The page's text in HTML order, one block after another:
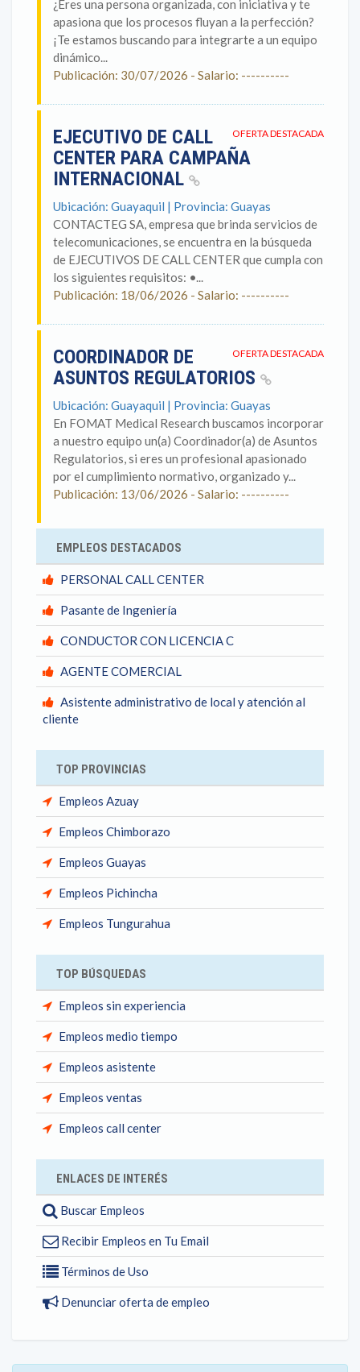
¿Eres una persona organizada, con iniciativa y te
apasiona que los procesos fluyan a la perfección?
¡Te estamos buscando para integrarte a un equipo
dinámico...
Publicación: 30/07/2026 - Salario: ----------
OFERTA DESTACADA
EJECUTIVO DE CALL
CENTER PARA CAMPAÑA
INTERNACIONAL
Ubicación: Guayaquil | Provincia: Guayas
CONTACTEG SA, empresa que brinda servicios de
telecomunicaciones, se encuentra en la búsqueda
de EJECUTIVOS DE CALL CENTER que cumpla con
los siguientes requisitos: •...
Publicación: 18/06/2026 - Salario: ----------
OFERTA DESTACADA
COORDINADOR DE
ASUNTOS REGULATORIOS
Ubicación: Guayaquil | Provincia: Guayas
En FOMAT Medical Research buscamos incorporar
a nuestro equipo un(a) Coordinador(a) de Asuntos
Regulatorios, si eres un profesional apasionado
por el cumplimiento normativo, organizado y...
Publicación: 13/06/2026 - Salario: ----------
EMPLEOS DESTACADOS
PERSONAL CALL CENTER
Pasante de Ingeniería
CONDUCTOR CON LICENCIA C
AGENTE COMERCIAL
Asistente administrativo de local y atención al
cliente
TOP PROVINCIAS
Empleos Azuay
Empleos Chimborazo
Empleos Guayas
Empleos Pichincha
Empleos Tungurahua
TOP BÚSQUEDAS
Empleos sin experiencia
Empleos medio tiempo
Empleos asistente
Empleos ventas
Empleos call center
ENLACES DE INTERÉS
Buscar Empleos
Recibir Empleos en Tu Email
Términos de Uso
Denunciar oferta de empleo